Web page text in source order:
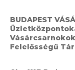
BUDAPEST
Felelősségű